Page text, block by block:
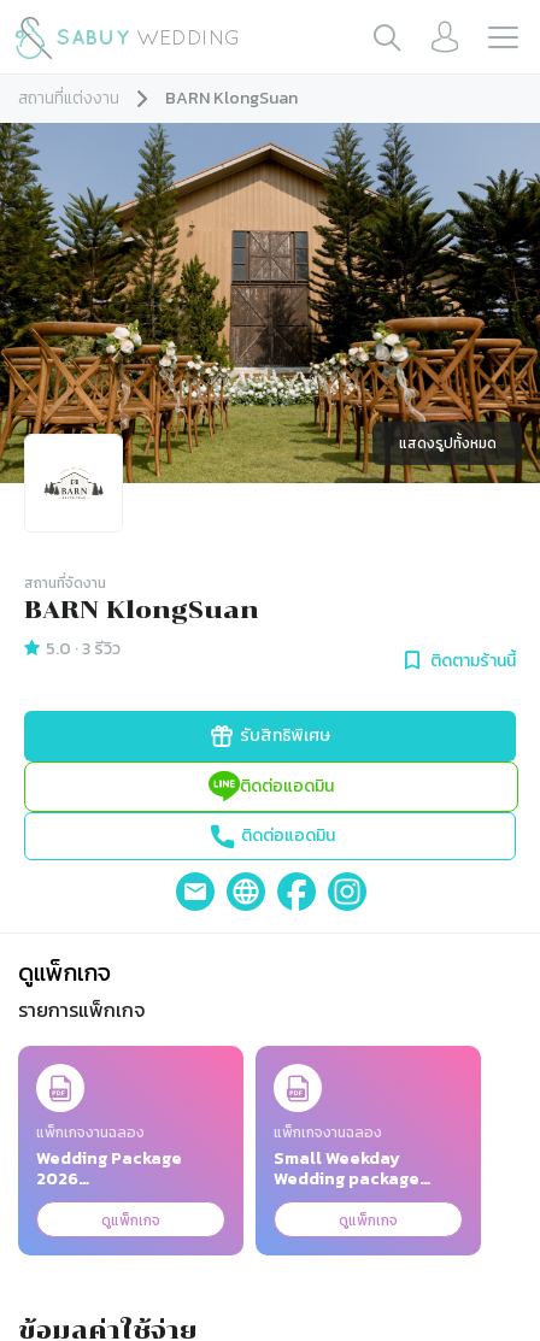
สถานที่แต่งงาน BARN KlongSuan
แสดงรูปทั้งหมด
สถานที่จัดงาน
BARN KlongSuan
5.0 ·3รีวิว ติดตามร้านนี้
รับสิทธิพิเศษ
ติดต่อแอดมิน
ติดต่อแอดมิน
ดูแพ็กเกจ
รายการแพ็กเกจ
Slide 1 of 2
แพ็กเกจงานฉลอง
Wedding Package
2026
BARNKlongSuanxHMZxBoxa.pdf
ดูแพ็กเกจ
แพ็กเกจงานฉลอง
Small Weekday
Wedding package
2026.pdf
ดูแพ็กเกจ
ข้อมูลค่าใช้จ่าย